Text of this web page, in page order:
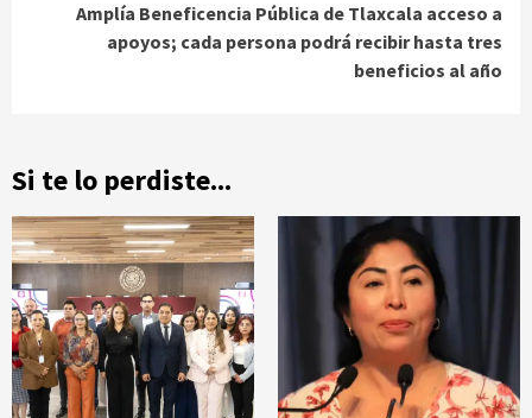
Amplía Beneficencia Pública de Tlaxcala acceso a
apoyos; cada persona podrá recibir hasta tres
beneficios al año
Si te lo perdiste...